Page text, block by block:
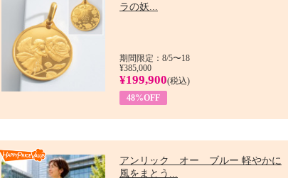
ラの妖...
期間限定：8/5〜18
¥385,000
¥199,900(税込)
48%OFF
アンリック オー ブルー 軽やかに
風をまとう...